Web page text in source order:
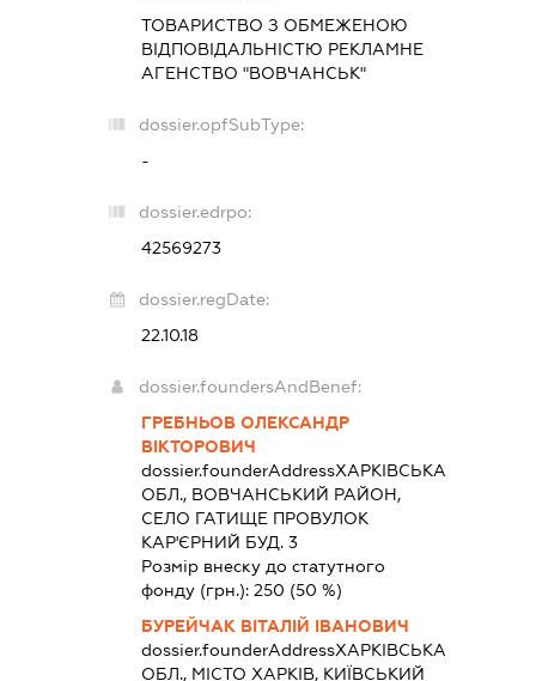
ТОВАРИСТВО З ОБМЕЖЕНОЮ
ВІДПОВІДАЛЬНІСТЮ РЕКЛАМНЕ
АГЕНСТВО "ВОВЧАНСЬК"
dossier.opfSubType:
-
dossier.edrpo:
42569273
dossier.regDate:
22.10.18
dossier.foundersAndBenef:
ГРЕБНЬОВ ОЛЕКСАНДР
ВІКТОРОВИЧ
dossier.founderAddressХАРКІВСЬКА
ОБЛ., ВОВЧАНСЬКИЙ РАЙОН,
СЕЛО ГАТИЩЕ ПРОВУЛОК
КАР'ЄРНИЙ БУД. 3
Розмір внеску до статутного
фонду (грн.):250 (50 %)
БУРЕЙЧАК ВІТАЛІЙ ІВАНОВИЧ
dossier.founderAddressХАРКІВСЬКА
ОБЛ., МІСТО ХАРКІВ, КИЇВСЬКИЙ